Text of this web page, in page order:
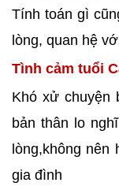
Tính toán gì
lòng, quan hệ
Tình cảm tuổi
Khó xử chuyện
bản thân lo
lòng,không
gia đình